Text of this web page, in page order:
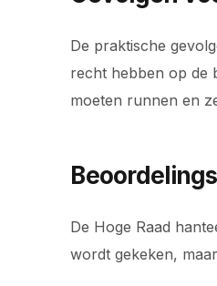
De praktische
recht hebben op de
moeten runnen en
De Hoge Raad
wordt gekeken,